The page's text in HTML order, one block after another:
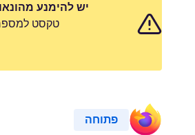
יש להימנע
טקסט למספר
פתוחה